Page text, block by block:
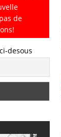
de
desous